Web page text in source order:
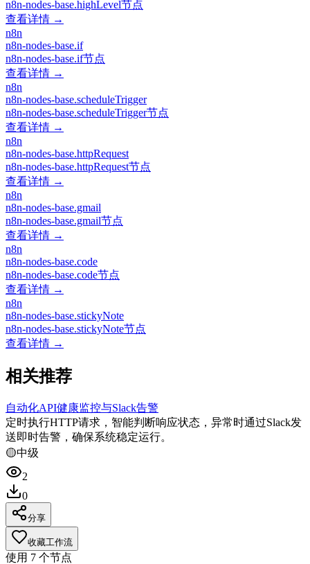
n8n-nodes-base.highLevel节点
查看详情 →
n8n
n8n-nodes-base.if
n8n-nodes-base.if节点
查看详情 →
n8n
n8n-nodes-base.scheduleTrigger
n8n-nodes-base.scheduleTrigger节点
查看详情 →
n8n
n8n-nodes-base.httpRequest
n8n-nodes-base.httpRequest节点
查看详情 →
n8n
n8n-nodes-base.gmail
n8n-nodes-base.gmail节点
查看详情 →
n8n
n8n-nodes-base.code
n8n-nodes-base.code节点
查看详情 →
n8n
n8n-nodes-base.stickyNote
n8n-nodes-base.stickyNote节点
查看详情 →
相关推荐
自动化API健康监控与Slack告警
定时执行HTTP请求，智能判断响应状态，异常时通过Slack发
送即时告警，确保系统稳定运行。
🟡中级
2
0
分享
收藏工作流
使用 7 个节点